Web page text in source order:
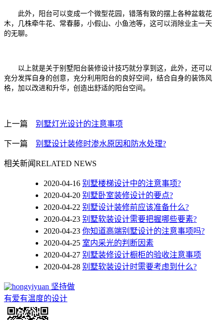
此外，阳台可以变成一个微型花园，错落有致的摆上各种盆栽花
木，几株牵牛花、常春藤，小假山、小鱼池等，这可以消除业主一天
的无聊。
以上就是关于别墅阳台装修设计技巧就分享到这，此外，还可以
充分发挥自身的创意，充分利用阳台的良好空间，结合自身的装饰风
格，加以改进和升华，创造出舒适的阳台空间。
上一篇 别墅灯光设计的注意事项
下一篇 别墅设计装修时渗水原因和防水处理?
相关新闻RELATED NEWS
2020-04-16 别墅楼梯设计中的注意事项?
2020-04-20 别墅卧室装修设计的要点?
2020-04-22 别墅设计装修前应该准备什么?
2020-04-23 别墅软装设计需要把握哪些要素?
2020-04-23 你知道高端别墅设计的注意事项吗?
2020-04-25 室内采光的判断因素
2020-04-27 别墅装修设计橱柜的验收注意事项
2020-04-28 别墅软装设计时需要考虑到什么?
坚持做
有爱有温度的设计